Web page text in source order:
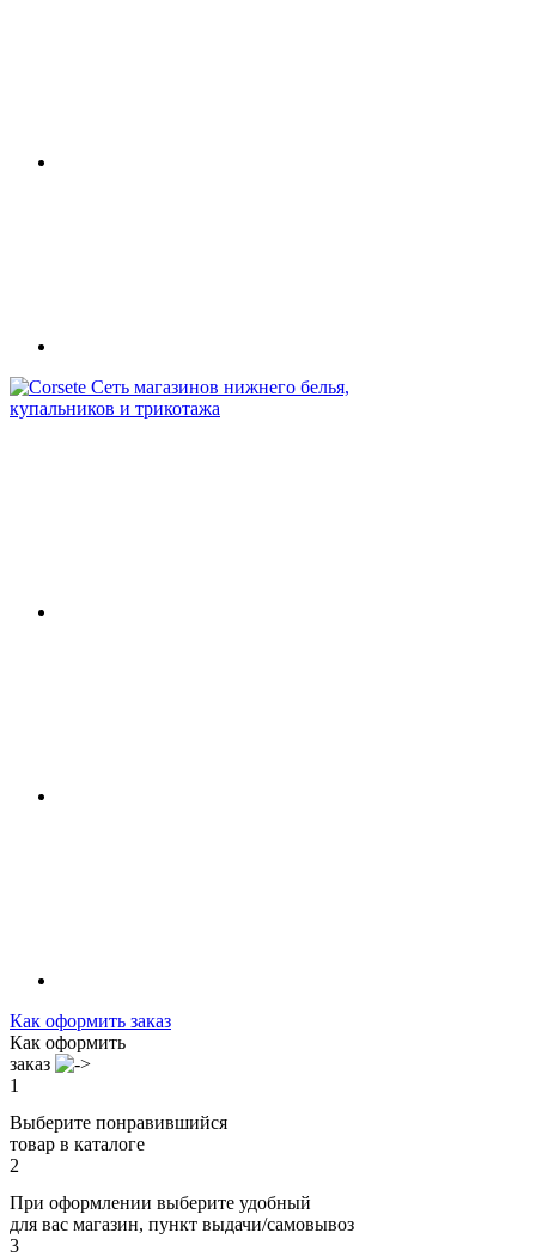
Сеть магазинов нижнего белья,
купальников и трикотажа
Как оформить заказ
Как оформить
заказ
1
Выберите понравившийся
товар в каталоге
2
При оформлении выберите удобный
для вас магазин, пункт выдачи/самовывоз
3